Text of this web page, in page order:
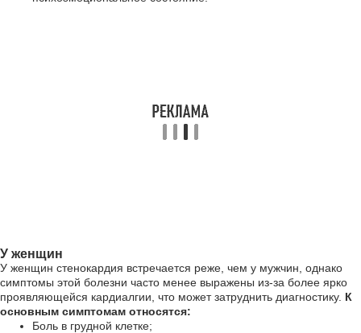
У женщин
У женщин стенокардия встречается реже, чем у мужчин, однако
симптомы этой болезни часто менее выражены из-за более ярко
проявляющейся кардиалгии, что может затруднить диагностику. К
основным симптомам относятся:
Боль в грудной клетке;